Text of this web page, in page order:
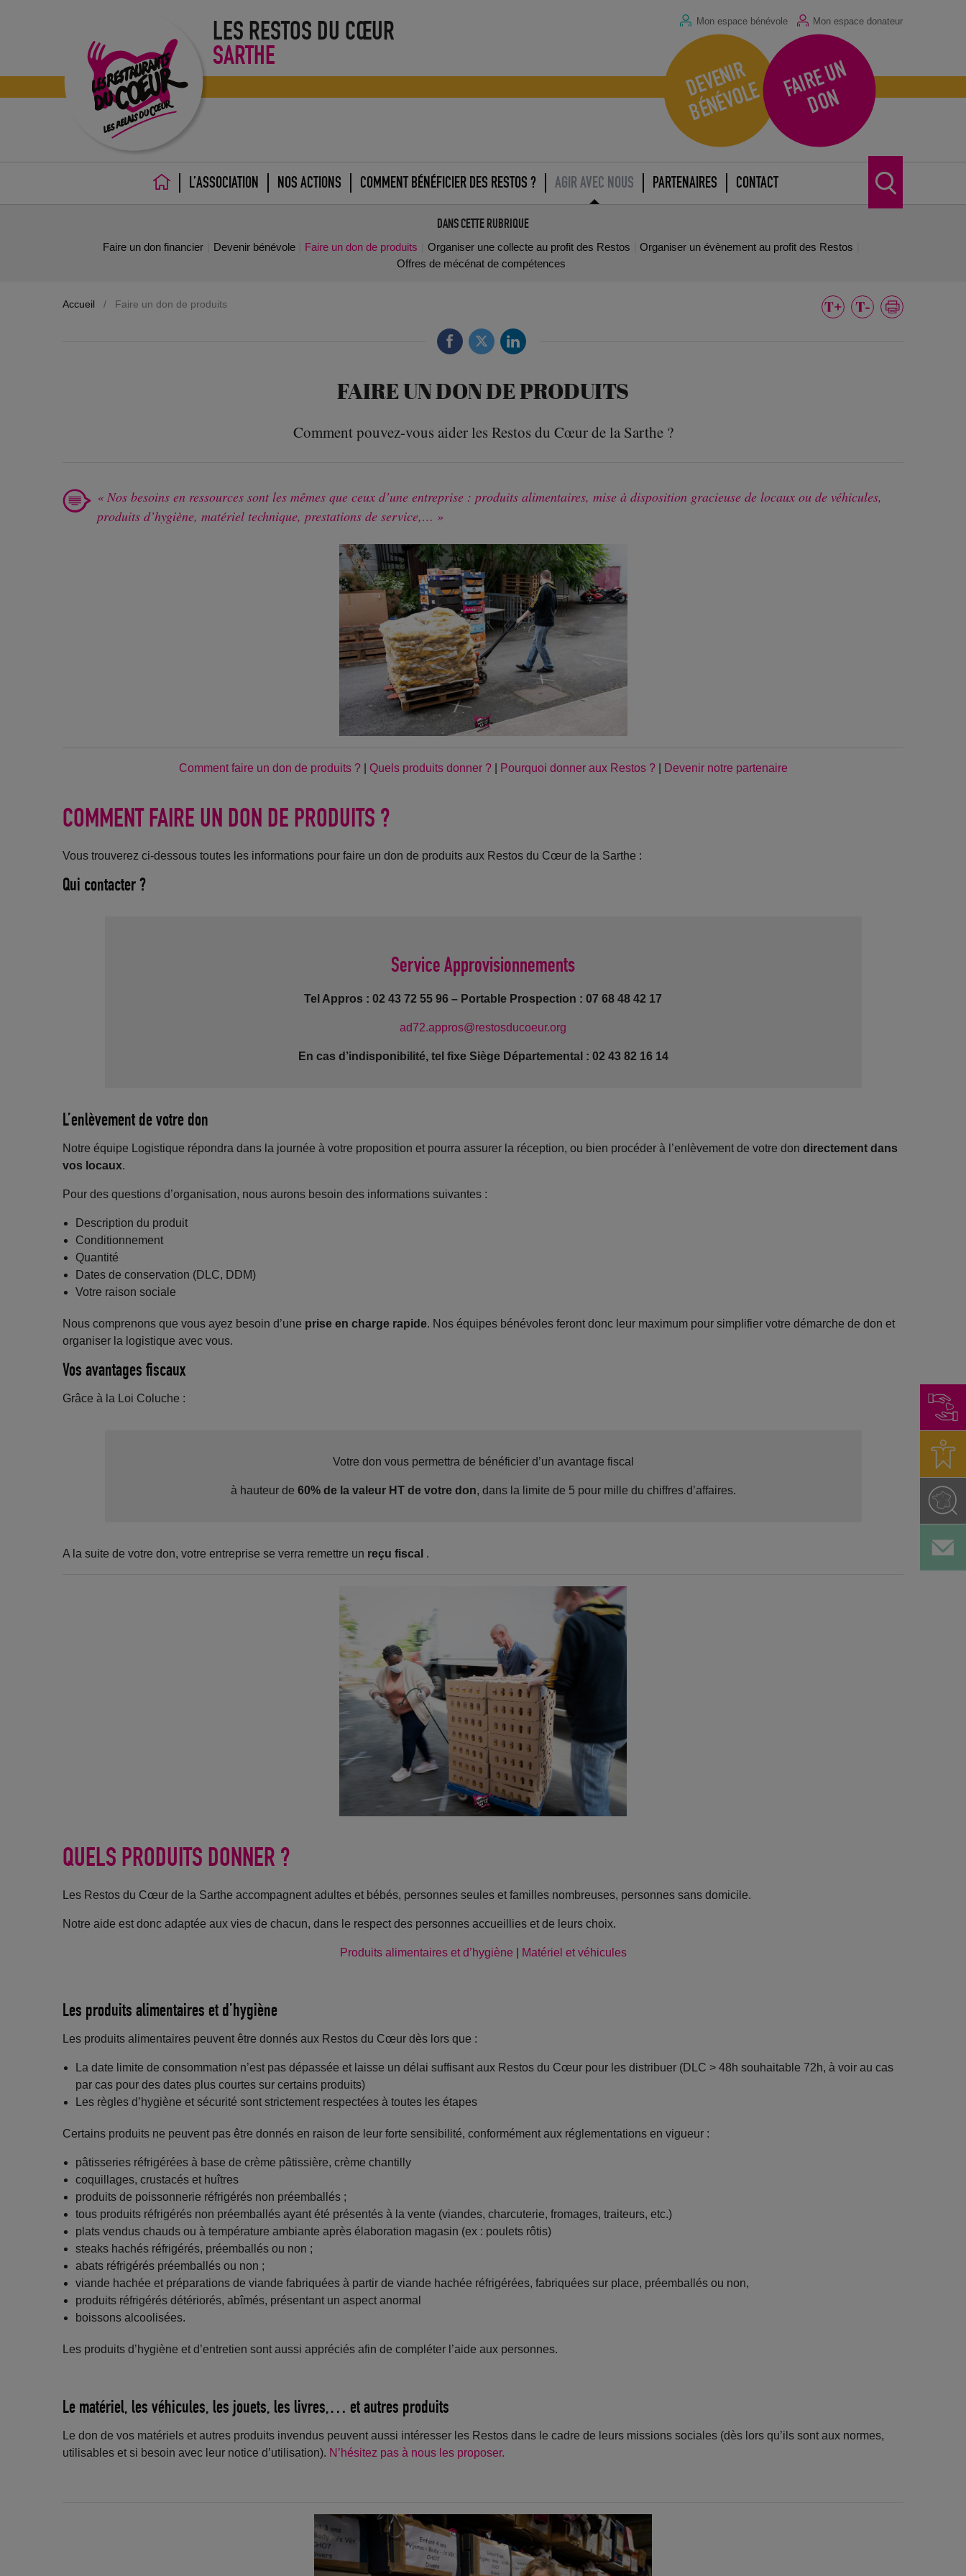
LES RESTOS DU CŒUR
SARTHE
Mon espace bénévole Mon espace donateur
D
E
V
E
N
I
R
B
É
N
É
V
O
L
E F
A
I
R
E
U
N
D
O
N
ACCUEILL’ASSOCIATION NOS ACTIONS COMMENT BÉNÉFICIER DES RESTOS ? AGIR AVEC NOUS PARTENAIRES CONTACT
DANS CETTE RUBRIQUE
Faire un don financier Devenir bénévole Faire un don de produits Organiser une collecte au profit des Restos
Organiser un évènement au profit des Restos
Offres de mécénat de compétences
Accueil / Faire un don de produits
FAIRE UN DON DE PRODUITS
Comment pouvez-vous aider les Restos du Cœur de la Sarthe ?
Nos besoins en ressources sont les mêmes que ceux d’une entreprise : produits alimentaires, mise à disposition gracieuse de locaux ou de véhicules,
produits d’hygiène, matériel technique, prestations de service,…
Comment faire un don de produits ?| Quels produits donner ?| Pourquoi donner aux Restos ?| Devenir notre partenaire
COMMENT FAIRE UN DON DE PRODUITS ?
Vous trouverez ci-dessous toutes les informations pour faire un don de produits aux Restos du Cœur de la Sarthe :
Qui contacter ?
Service Approvisionnements
Tel Appros : 02 43 72 55 96 – Portable Prospection : 07 68 48 42 17
ad72.appros@restosducoeur.org
En cas d’indisponibilité, tel fixe Siège Départemental : 02 43 82 16 14
L’enlèvement de votre don
Notre équipe Logistique répondra dans la journée à votre proposition et pourra assurer la réception, ou bien procéder à l’enlèvement de votre don directement dans
vos locaux.
Pour des questions d’organisation, nous aurons besoin des informations suivantes :
Description du produit
Conditionnement
Quantité
Dates de conservation (DLC, DDM)
Votre raison sociale
Nous comprenons que vous ayez besoin d’une prise en charge rapide. Nos équipes bénévoles feront donc leur maximum pour simplifier votre démarche de don et
organiser la logistique avec vous.
Vos avantages fiscaux
Grâce à la Loi Coluche :
Votre don vous permettra de bénéficier d’un avantage fiscal
à hauteur de 60% de la valeur HT de votre don, dans la limite de 5 pour mille du chiffres d’affaires.
A la suite de votre don, votre entreprise se verra remettre un reçu fiscal .
QUELS PRODUITS DONNER ?
Les Restos du Cœur de la Sarthe accompagnent adultes et bébés, personnes seules et familles nombreuses, personnes sans domicile.
Notre aide est donc adaptée aux vies de chacun, dans le respect des personnes accueillies et de leurs choix.
Produits alimentaires et d’hygiène Matériel et véhicules
Les produits alimentaires et d’hygiène
Les produits alimentaires peuvent être donnés aux Restos du Cœur dès lors que :
La date limite de consommation n’est pas dépassée et laisse un délai suffisant aux Restos du Cœur pour les distribuer (DLC > 48h souhaitable 72h, à voir au cas
par cas pour des dates plus courtes sur certains produits)
Les règles d’hygiène et sécurité sont strictement respectées à toutes les étapes
Certains produits ne peuvent pas être donnés en raison de leur forte sensibilité, conformément aux réglementations en vigueur :
pâtisseries réfrigérées à base de crème pâtissière, crème chantilly
coquillages, crustacés et huîtres
produits de poissonnerie réfrigérés non préemballés ;
tous produits réfrigérés non préemballés ayant été présentés à la vente (viandes, charcuterie, fromages, traiteurs, etc.)
plats vendus chauds ou à température ambiante après élaboration magasin (ex : poulets rôtis)
steaks hachés réfrigérés, préemballés ou non ;
abats réfrigérés préemballés ou non ;
viande hachée et préparations de viande fabriquées à partir de viande hachée réfrigérées, fabriquées sur place, préemballés ou non,
produits réfrigérés détériorés, abîmés, présentant un aspect anormal
boissons alcoolisées.
Les produits d’hygiène et d’entretien sont aussi appréciés afin de compléter l’aide aux personnes.
Le matériel, les véhicules, les jouets, les livres,… et autres produits
Le don de vos matériels et autres produits invendus peuvent aussi intéresser les Restos dans le cadre de leurs missions sociales (dès lors qu’ils sont aux normes,
utilisables et si besoin avec leur notice d’utilisation). N’hésitez pas à nous les proposer.